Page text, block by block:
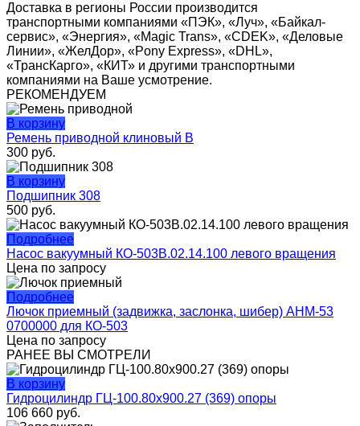
Доставка в регионы России производится
транспортными компаниями «ПЭК», «Луч», «Байкал-
сервис», «Энергия», «Magic Trans», «CDEK», «Деловые
Линии», «ЖелДор», «Pony Express», «DHL»,
«ТрансКарго», «КИТ» и другими транспортными
компаниями на Ваше усмотрение.
РЕКОМЕНДУЕМ
В корзину
Ремень приводной клиновый В
300 руб.
В корзину
Подшипник 308
500 руб.
Подробнее
Насос вакуумный КО-503В.02.14.100 левого вращения
Цена по запросу
Подробнее
Лючок приемный (задвижка, заслонка, шибер) АНМ-53
0700000 для КО-503
Цена по запросу
РАНЕЕ ВЫ СМОТРЕЛИ
В корзину
Гидроцилиндр ГЦ-100.80х900.27 (369) опоры
106 660 руб.